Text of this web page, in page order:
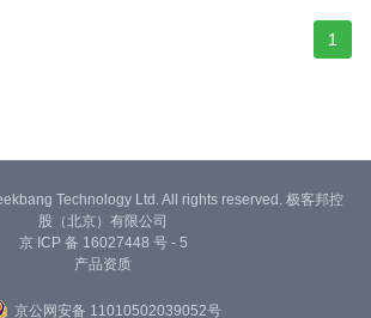
1
Technology Ltd. All rights reserved. 极客邦控
股（北京）有限公司
京 ICP 备 16027448 号 - 5
产品资质
京公网安备 11010502039052号